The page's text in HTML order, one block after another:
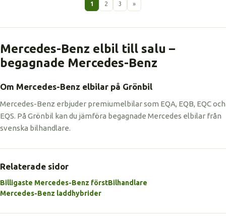
1 2 3 »
Mercedes-Benz elbil till salu –
begagnade Mercedes-Benz
Om Mercedes-Benz elbilar på Grönbil
Mercedes-Benz erbjuder premiumelbilar som EQA, EQB, EQC och
EQS. På Grönbil kan du jämföra begagnade Mercedes elbilar från
svenska bilhandlare.
Relaterade sidor
Billigaste Mercedes-Benz förstBilhandlare
Mercedes-Benz laddhybrider